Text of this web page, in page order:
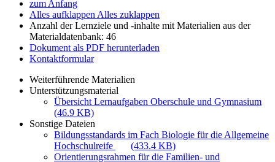
zum Anfang
Alles aufklappen Alles zuklappen
Anzahl der Lernziele und -inhalte mit Materialien aus der
Materialdatenbank: 46
Dokument als PDF herunterladen
Kontaktformular
Weiterführende Materialien
Unterstützungsmaterial
Übersicht Lernaufgaben Oberschule und Gymnasium
(46.9 KB)
Sonstige Dateien
Bildungsstandards im Fach Biologie für die Allgemeine
Hochschulreife
(433.4 KB)
Orientierungsrahmen für die Familien- und